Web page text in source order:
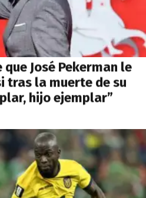
José Pekerman le
tras la muerte de su
hijo ejemplar”